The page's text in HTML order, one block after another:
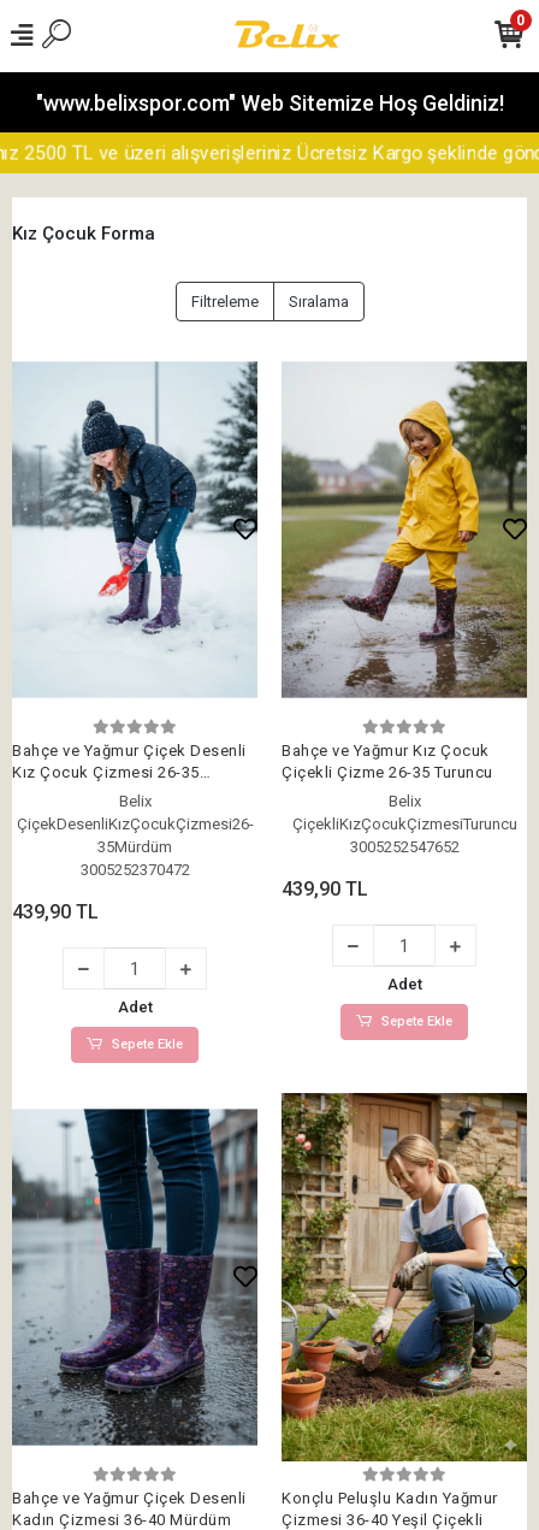
"www.belixspor.com" Web Sitemize Hoş Geldiniz!
2500 TL ve üzeri alışverişleriniz Ücretsiz Kargo şeklinde
0
Kız Çocuk Forma
Filtreleme Sıralama
Bahçe ve Yağmur Çiçek Desenli
Kız Çocuk Çizmesi 26-35
Belix
ÇiçekDesenliKızÇocukÇizmesi26-
35Mürdüm
3005252370472
439,90 TL
Adet
Sepete Ekle
Bahçe ve Yağmur Kız Çocuk
Çiçekli Çizme 26-35 Turuncu
Belix
ÇiçekliKızÇocukÇizmesiTuruncu
3005252547652
439,90 TL
Adet
Sepete Ekle
Bahçe ve Yağmur Çiçek Desenli
Kadın Çizmesi 36-40 Mürdüm
Konçlu Peluşlu Kadın Yağmur
Çizmesi 36-40 Yeşil Çiçekli